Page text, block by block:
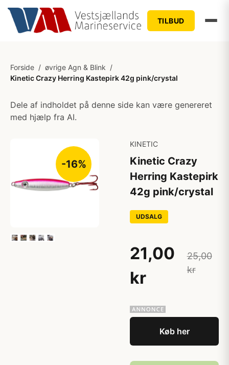
TILBUD
Forside / øvrige Agn & Blink /
Kinetic Crazy Herring Kastepirk 42g pink/crystal
Dele af indholdet på denne side kan være genereret
med hjælp fra AI.
-16%
KINETIC
Kinetic Crazy
Herring Kastepirk
42g pink/crystal
UDSALG
21,00
kr
25,00
kr
Køb her